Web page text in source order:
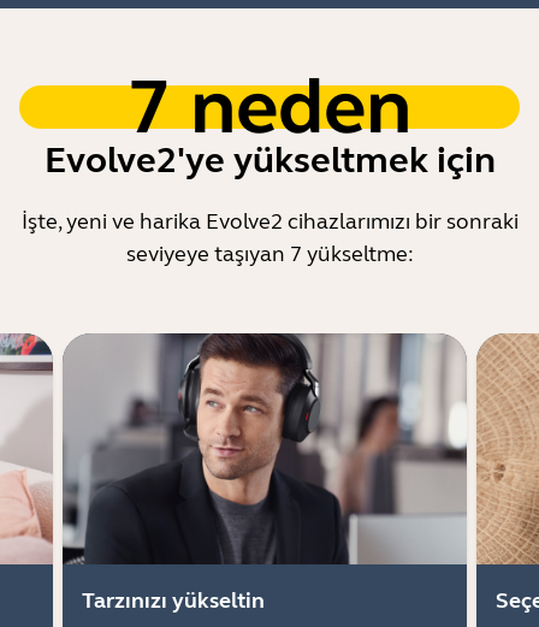
7 neden
Evolve2'ye yükseltmek için
İşte, yeni ve harika Evolve2 cihazlarımızı bir sonraki
seviyeye taşıyan 7 yükseltme:
Tarzınızı yükseltin